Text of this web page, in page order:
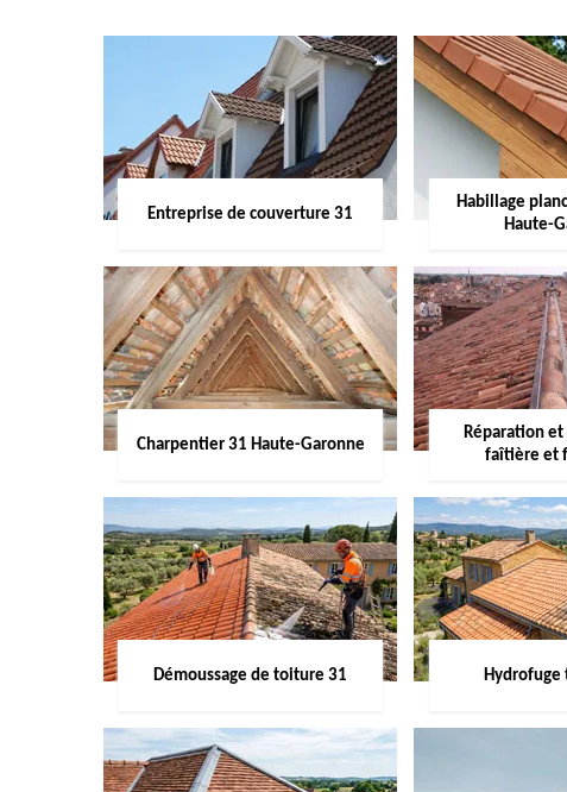
Entreprise de couverture 31
Habillage
Haute-
Charpentier 31 Haute-Garonne
Réparation
faîtière et
Démoussage de toiture 31